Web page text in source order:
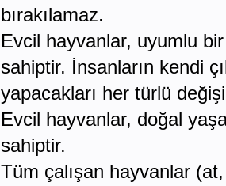
bırakılamaz.
Evcil hayvanlar, uyumlu
sahiptir. İnsanların kendi
yapacakları her türlü
Evcil hayvanlar, doğal
sahiptir.
Tüm çalışan hayvanlar